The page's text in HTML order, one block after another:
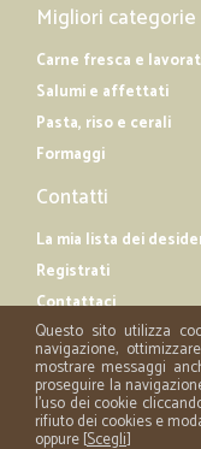
Migliori categorie
Carne fresca e
Salumi e affettati
Pasta, riso e cerali
Formaggi
Contatti
La mia lista dei
Registrati
Contattaci
Questo sito utilizza
navigazione,
mostrare messaggi
proseguire la
l'uso dei cookie
rifiuto dei cookies e
oppure [Scegli]